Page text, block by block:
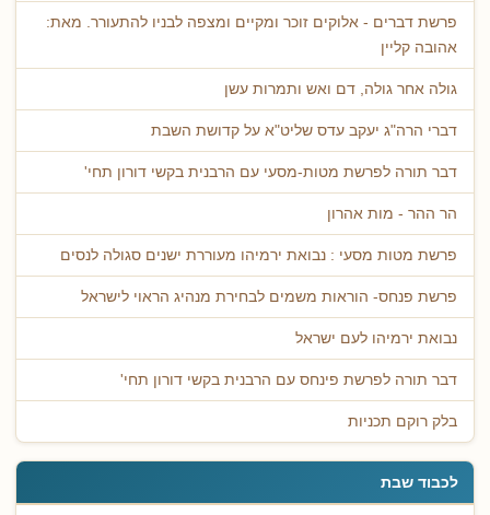
פרשת דברים - אלוקים זוכר ומקיים ומצפה לבניו להתעורר. מאת:
אהובה קליין
גולה אחר גולה, דם ואש ותמרות עשן
דברי הרה"ג יעקב עדס שליט"א על קדושת השבת
דבר תורה לפרשת מטות-מסעי עם הרבנית בקשי דורון תחי'
הר ההר - מות אהרון
פרשת מטות מסעי : נבואת ירמיהו מעוררת ישנים סגולה לנסים
פרשת פנחס- הוראות משמים לבחירת מנהיג הראוי לישראל
נבואת ירמיהו לעם ישראל
דבר תורה לפרשת פינחס עם הרבנית בקשי דורון תחי'
בלק רוקם תכניות
לכבוד שבת